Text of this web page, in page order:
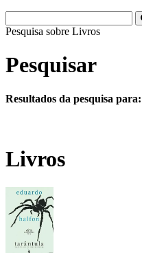
Pesquisa sobre Literatura
Pesquisar
Resultados da pesquisa
Livros